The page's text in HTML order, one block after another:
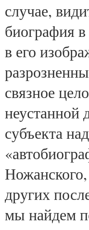
случае,
биография
в его
связное
неустанной
субъекта
других
мы найдем